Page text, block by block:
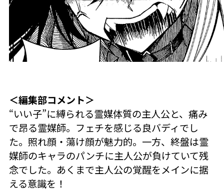
＜編集部コメント＞
“いい子”に縛られる霊媒体質の主人公と、痛み
で昂る霊媒師。フェチを感じる良バディでし
た。照れ顔・蕩け顔が魅力的。一方、終盤は霊
媒師のキャラのパンチに主人公が負けていて残
念でした。あくまで主人公の覚醒をメインに据
える意識を！